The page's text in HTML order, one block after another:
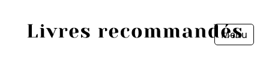
Menu
Fermer